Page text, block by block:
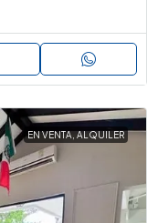
EN VENTA, ALQUILER